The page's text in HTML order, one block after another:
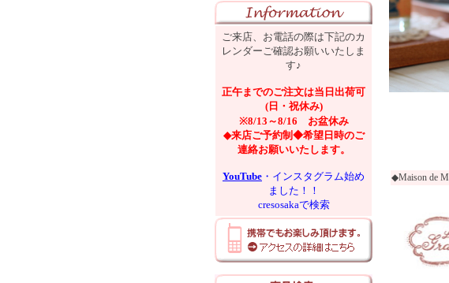
ご来店、お電話の際は下記のカ
レンダーご確認お願いいたしま
す♪
正午までのご注文は当日出荷可
(日・祝休み)
※8/13～8/16 お盆休み
◆来店ご予約制◆希望日時のご
連絡お願いいたします。
YouTube ・インスタグラム始め
ました！！
cresosakaで検索
◆Maison de